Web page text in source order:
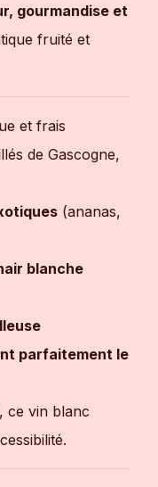
gourmandise et
fruité et
et frais
de Gascogne,
(ananas,
blanche
parfaitement le
, ce vin blanc